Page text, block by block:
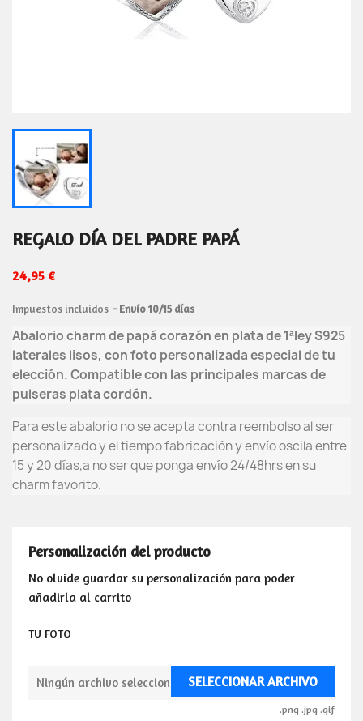
REGALO DÍA DEL PADRE PAPÁ
24,95 €
Impuestos incluidos Envío 10/15 días
Abalorio charm de papá corazón en plata de 1ªley S925
laterales lisos, con foto personalizada especial de tu
elección. Compatible con las principales marcas de
pulseras plata cordón.
Para este abalorio no se acepta contra reembolso al ser
personalizado y el tiempo fabricación y envío oscila entre
15 y 20 días,a no ser que ponga envío 24/48hrs en su
charm favorito.
Personalización del producto
No olvide guardar su personalización para poder
añadirla al carrito
TU FOTO
Ningún archivo seleccionadoSELECCIONAR ARCHIVO
.png .jpg .gif